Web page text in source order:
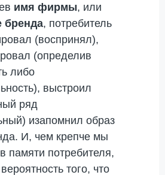
имя фирмы, или
бренда, потребитель
(воспринял),
(определив
либо
выстроил
ряд
изапомнил образ
И, чем крепче мы
памяти потребителя,
того, что